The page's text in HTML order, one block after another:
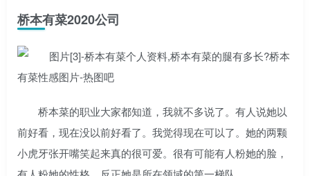
桥本有菜2020公司
桥本菜的职业大家都知道，我就不多说了。有人说她以
前好看，现在没以前好看了。我觉得现在可以了。她的两颗
小虎牙张开嘴笑起来真的很可爱。很有可能有人粉她的脸，